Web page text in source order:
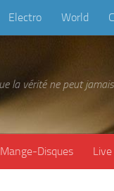
Electro World
la vérité ne peut
Mange-Disques Live